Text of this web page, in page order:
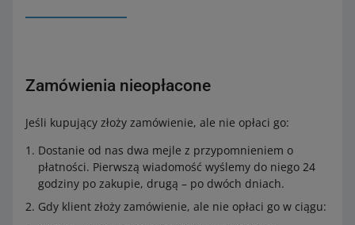
Zamówienia nieopłacone
Jeśli kupujący złoży zamówienie, ale nie opłaci go:
Dostanie od nas dwa mejle z przypomnieniem o
płatności. Pierwszą wiadomość wyślemy do niego 24
godziny po zakupie, drugą – po dwóch dniach.
Gdy klient złoży zamówienie, ale nie opłaci go w ciągu: